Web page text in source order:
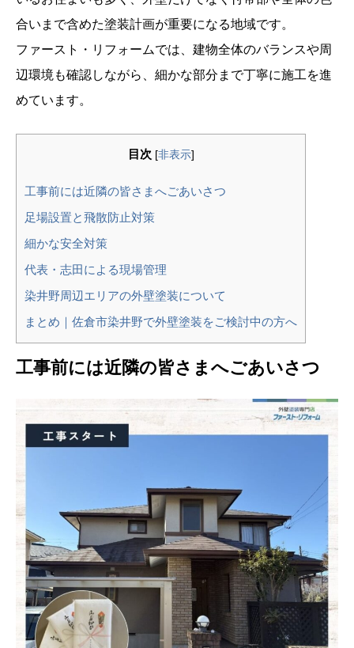
合いまで含めた塗装計画が重要になる地域です。
ファースト・リフォームでは、建物全体のバランスや周
辺環境も確認しながら、細かな部分まで丁寧に施工を進
めています。
目次 [非表示]
工事前には近隣の皆さまへごあいさつ
足場設置と飛散防止対策
細かな安全対策
代表・志田による現場管理
染井野周辺エリアの外壁塗装について
まとめ｜佐倉市染井野で外壁塗装をご検討中の方へ
工事前には近隣の皆さまへごあいさつ